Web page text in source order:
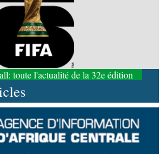
toute l'actualité de la 32e édition